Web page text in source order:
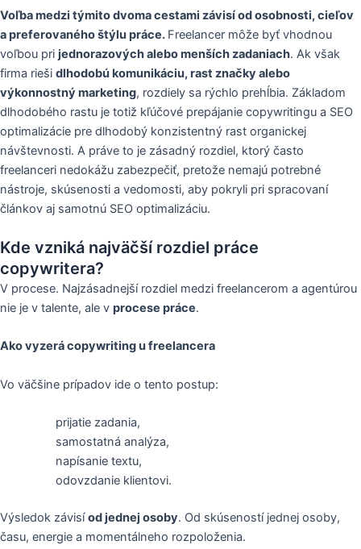
Voľba medzi týmito dvoma cestami závisí od osobnosti, cieľov
a preferovaného štýlu práce. Freelancer môže byť vhodnou
voľbou pri jednorazových alebo menších zadaniach. Ak však
firma rieši dlhodobú komunikáciu, rast značky alebo
výkonnostný marketing, rozdiely sa rýchlo prehĺbia. Základom
dlhodobého rastu je totiž kľúčové prepájanie copywritingu a SEO
optimalizácie pre dlhodobý konzistentný rast organickej
návštevnosti. A práve to je zásadný rozdiel, ktorý často
freelanceri nedokážu zabezpečiť, pretože nemajú potrebné
nástroje, skúsenosti a vedomosti, aby pokryli pri spracovaní
článkov aj samotnú SEO optimalizáciu.
Kde vzniká najväčší rozdiel práce
copywritera?
V procese. Najzásadnejší rozdiel medzi freelancerom a agentúrou
nie je v talente, ale v procese práce.
Ako vyzerá copywriting u freelancera
Vo väčšine prípadov ide o tento postup:
prijatie zadania,
samostatná analýza,
napísanie textu,
odovzdanie klientovi.
Výsledok závisíod jednej osoby. Od skúseností jednej osoby,
času, energie a momentálneho rozpoloženia.